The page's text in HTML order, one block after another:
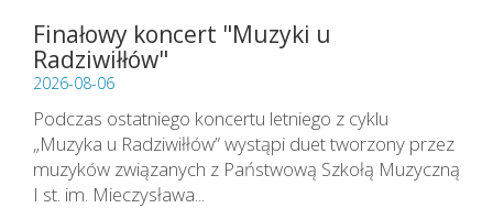
Finałowy koncert "Muzyki u
Radziwiłłów"
2026-08-06
Podczas ostatniego koncertu letniego z cyklu
„Muzyka u Radziwiłłów” wystąpi duet tworzony przez
muzyków związanych z Państwową Szkołą Muzyczną
I st. im. Mieczysława...